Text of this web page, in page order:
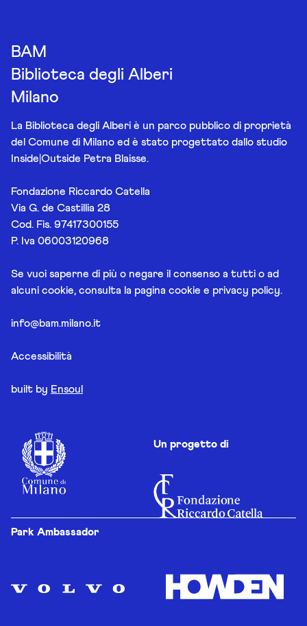
BAM
Biblioteca degli Alberi
Milano
La Biblioteca degli Alberi è un parco pubblico di proprietà
del Comune di Milano ed è stato progettato dallo studio
Inside|Outside Petra Blaisse.
Fondazione Riccardo Catella
Via G. de Castillia 28
Cod. Fis. 97417300155
P. Iva 06003120968
Se vuoi saperne di più o negare il consenso a tutti o ad
alcuni cookie, consulta la pagina cookie e privacy policy.
info@bam.milano.it
Accessibilità
built by Ensoul
Un progetto di
Park Ambassador